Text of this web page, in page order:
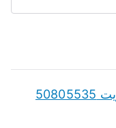
r
قطع غيار شانجان CHANGAN الكويت 50805535